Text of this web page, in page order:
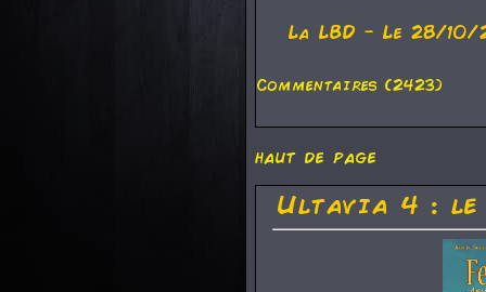
La LBD - Le 28/10/
Commentaires (2423)
haut de page
Ultavia 4 :